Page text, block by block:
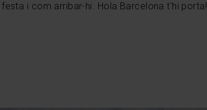
i com arribar-hi. Hola Barcelona t'hi porta!